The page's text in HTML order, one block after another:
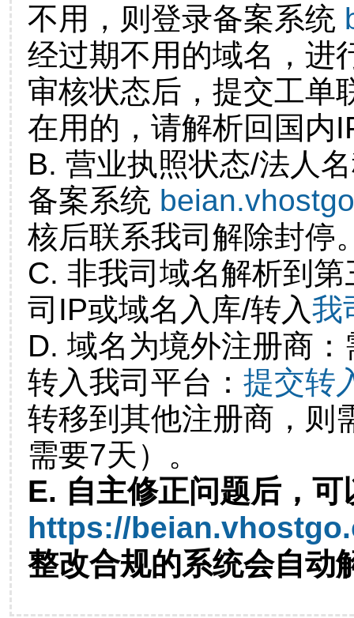
不用，则登录备案系统
经过期不用的域名，进
审核状态后，提交工单
在用的，请解析回国内
B. 营业执照状态/法人
备案系统
核后联系我司解除封停
C. 非我司域名解析到
司IP或域名入库/转入我
D. 域名为境外注册商
转入我司平台： 提交转
转移到其他注册商，则
需要7天）。
E. 自主修正问题后，可
https://
整改合规的系统会自动